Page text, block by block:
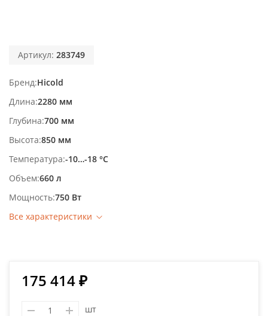
Артикул: 283749
Бренд Hicold
Длина 2280 мм
Глубина 700 мм
Высота 850 мм
Температура -10…-18 °С
Объем 660 л
Мощность 750 Вт
Все характеристики
175 414 ₽
шт